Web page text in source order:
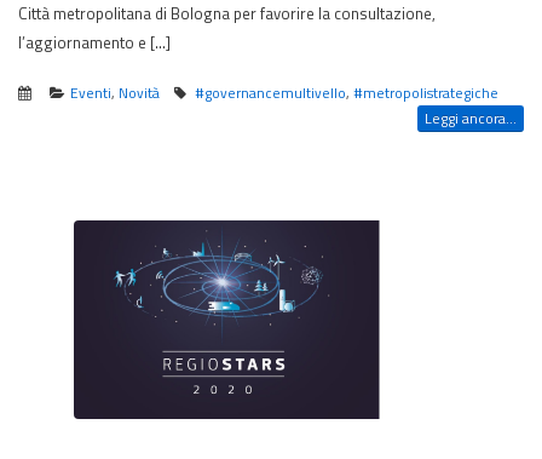
Città metropolitana di Bologna per favorire la consultazione,
l’aggiornamento e […]
Eventi, Novità #governancemultivello,#metropolistrategiche
Leggi ancora...